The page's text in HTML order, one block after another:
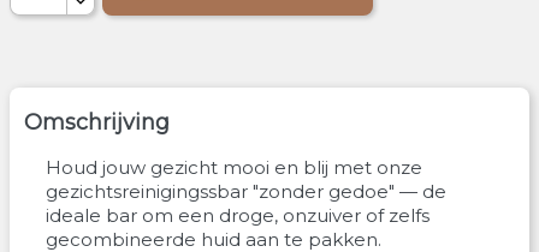
Omschrijving
Houd jouw gezicht mooi en blij met onze
gezichtsreinigingssbar "zonder gedoe" — de
ideale bar om een ​​droge, onzuiver of zelfs
gecombineerde huid aan te pakken.